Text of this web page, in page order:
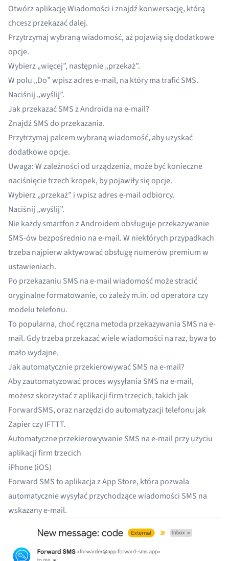
Otwórz aplikację Wiadomości i znajdź konwersację, którą
chcesz przekazać dalej.
Przytrzymaj wybraną wiadomość, aż pojawią się dodatkowe
opcje.
Wybierz „więcej”, następnie „przekaż”.
W polu „Do” wpisz adres e-mail, na który ma trafić SMS.
Naciśnij „wyślij”.
Jak przekazać SMS z Androida na e-mail?
Znajdź SMS do przekazania.
Przytrzymaj palcem wybraną wiadomość, aby uzyskać
dodatkowe opcje.
Uwaga: W zależności od urządzenia, może być konieczne
naciśnięcie trzech kropek, by pojawiły się opcje.
Wybierz „przekaż” i wpisz adres e-mail odbiorcy.
Naciśnij „wyślij”.
Nie każdy smartfon z Androidem obsługuje przekazywanie
SMS-ów bezpośrednio na e-mail. W niektórych przypadkach
trzeba najpierw aktywować obsługę numerów premium w
ustawieniach.
Po przekazaniu SMS na e-mail wiadomość może stracić
oryginalne formatowanie, co zależy m.in. od operatora czy
modelu telefonu.
To popularna, choć ręczna metoda przekazywania SMS na e-
mail. Gdy trzeba przekazać wiele wiadomości na raz, bywa to
mało wydajne.
Jak automatycznie przekierowywać SMS na e-mail?
Aby zautomatyzować proces wysyłania SMS na e-mail,
możesz skorzystać z aplikacji firm trzecich, takich jak
ForwardSMS, oraz narzędzi do automatyzacji telefonu jak
Zapier czy IFTTT.
Automatyczne przekierowywanie SMS na e-mail przy użyciu
aplikacji firm trzecich
iPhone (iOS)
Forward SMSto aplikacja z App Store, która pozwala
automatycznie wysyłać przychodzące wiadomości SMS na
wskazany e-mail.